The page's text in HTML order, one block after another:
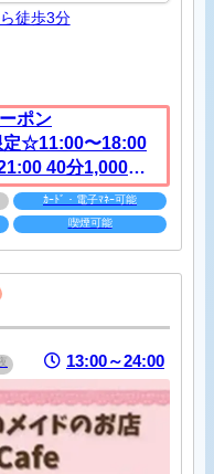
徒歩3分
ポン
定☆11:00〜18:00
40分1,000
円でご案内致
別)
ｶｰﾄﾞ・電子ﾏﾈｰ可能
喫煙可能
13:00～24:00